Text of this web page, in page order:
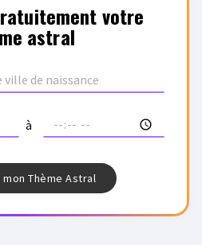
votre
astral
à